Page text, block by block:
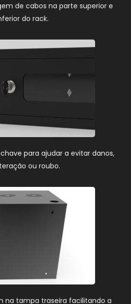
de cabos na parte superior e
do rack.
para ajudar a evitar danos,
ou roubo.
na tampa traseira facilitando a